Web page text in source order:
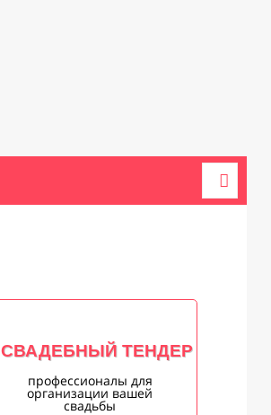
СВАДЕБНЫЙ ТЕНДЕР
профессионалы для
организации вашей
свадьбы